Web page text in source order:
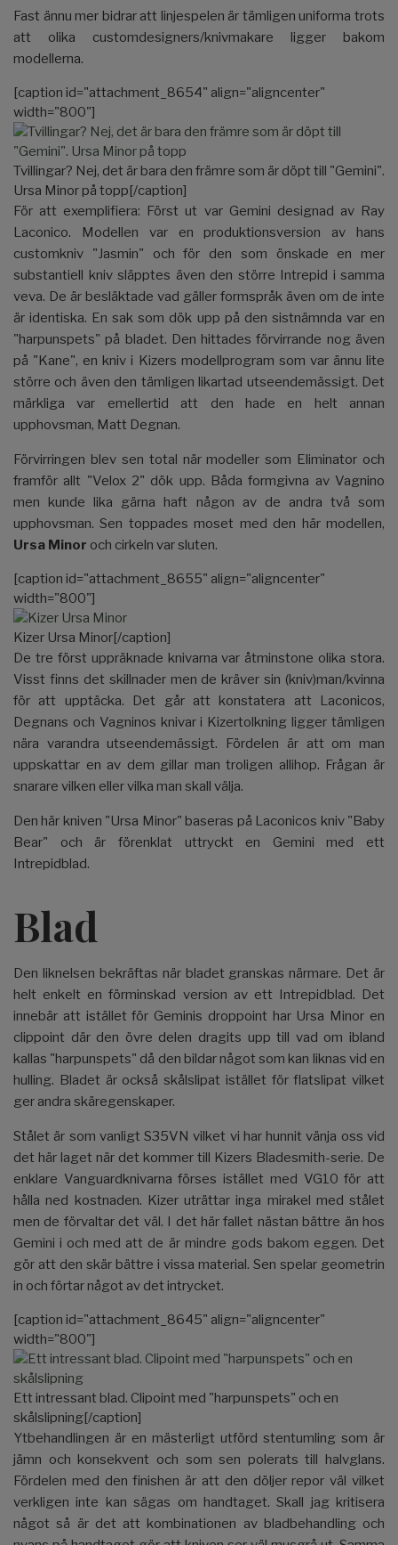
Fast ännu mer bidrar att linjespelen är tämligen uniforma trots
att olika customdesigners/knivmakare ligger bakom
modellerna.
[caption id="attachment_8654" align="aligncenter"
width="800"]
Tvillingar? Nej, det är bara den främre som är döpt till "Gemini".
Ursa Minor på topp[/caption]
För att exemplifiera: Först ut var Gemini designad av Ray
Laconico. Modellen var en produktionsversion av hans
customkniv "Jasmin" och för den som önskade en mer
substantiell kniv släpptes även den större Intrepid i samma
veva. De är besläktade vad gäller formspråk även om de inte
är identiska. En sak som dök upp på den sistnämnda var en
"harpunspets" på bladet. Den hittades förvirrande nog även
på "Kane", en kniv i Kizers modellprogram som var ännu lite
större och även den tämligen likartad utseendemässigt. Det
märkliga var emellertid att den hade en helt annan
upphovsman, Matt Degnan.
Förvirringen blev sen total när modeller som Eliminator och
framför allt "Velox 2" dök upp. Båda formgivna av Vagnino
men kunde lika gärna haft någon av de andra två som
upphovsman. Sen toppades moset med den här modellen,
Ursa Minor och cirkeln var sluten.
[caption id="attachment_8655" align="aligncenter"
width="800"]
Kizer Ursa Minor[/caption]
De tre först uppräknade knivarna var åtminstone olika stora.
Visst finns det skillnader men de kräver sin (kniv)man/kvinna
för att upptäcka. Det går att konstatera att Laconicos,
Degnans och Vagninos knivar i Kizertolkning ligger tämligen
nära varandra utseendemässigt. Fördelen är att om man
uppskattar en av dem gillar man troligen allihop. Frågan är
snarare vilken eller vilka man skall välja.
Den här kniven "Ursa Minor" baseras på Laconicos kniv "Baby
Bear" och är förenklat uttryckt en Gemini med ett
Intrepidblad.
Blad
Den liknelsen bekräftas när bladet granskas närmare. Det är
helt enkelt en förminskad version av ett Intrepidblad. Det
innebär att istället för Geminis droppoint har Ursa Minor en
clippoint där den övre delen dragits upp till vad om ibland
kallas "harpunspets" då den bildar något som kan liknas vid en
hulling. Bladet är också skålslipat istället för flatslipat vilket
ger andra skäregenskaper.
Stålet är som vanligt S35VN vilket vi har hunnit vänja oss vid
det här laget när det kommer till Kizers Bladesmith-serie. De
enklare Vanguardknivarna förses istället med VG10 för att
hålla ned kostnaden. Kizer uträttar inga mirakel med stålet
men de förvaltar det väl. I det här fallet nästan bättre än hos
Gemini i och med att de är mindre gods bakom eggen. Det
gör att den skär bättre i vissa material. Sen spelar geometrin
in och förtar något av det intrycket.
[caption id="attachment_8645" align="aligncenter"
width="800"]
Ett intressant blad. Clipoint med "harpunspets" och en
skålslipning[/caption]
Ytbehandlingen är en mästerligt utförd stentumling som är
jämn och konsekvent och som sen polerats till halvglans.
Fördelen med den finishen är att den döljer repor väl vilket
verkligen inte kan sägas om handtaget. Skall jag kritisera
något så är det att kombinationen av bladbehandling och